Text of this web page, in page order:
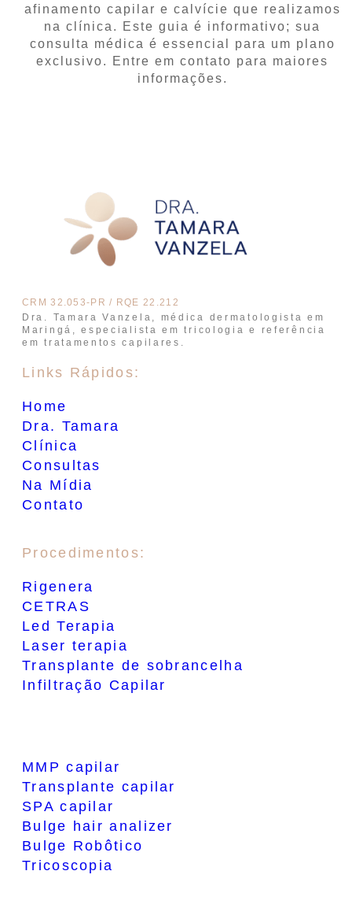
afinamento capilar e calvície que realizamos
na clínica. Este guia é informativo; sua
consulta médica é essencial para um plano
exclusivo. Entre em contato para maiores
informações.
CRM 32.053-PR / RQE 22.212
Dra. Tamara Vanzela, médica dermatologista em
Maringá, especialista em tricologia e referência
em tratamentos capilares.
Links Rápidos:
Home
Dra. Tamara
Clínica
Consultas
Na Mídia
Contato
Procedimentos:
Rigenera
CETRAS
Led Terapia
Laser terapia
Transplante de sobrancelha
Infiltração Capilar
MMP capilar
Transplante capilar
SPA capilar
Bulge hair analizer
Bulge Robôtico
Tricoscopia